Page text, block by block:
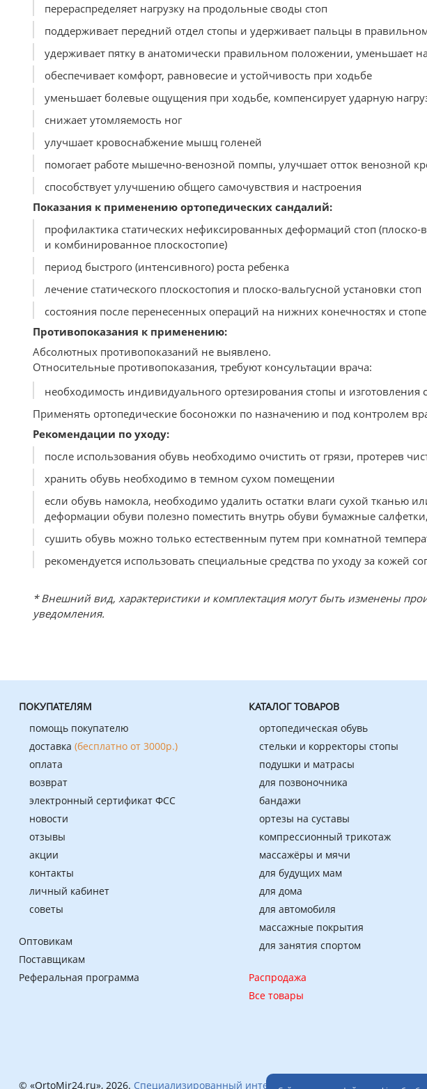
перераспределяет нагрузку на продольные своды стоп
поддерживает передний отдел стопы и удерживает пальцы в
удерживает пятку в анатомически правильном положении, уменьшает
обеспечивает комфорт, равновесие и устойчивость при ходьбе
уменьшает болевые ощущения при ходьбе, компенсирует ударную
снижает утомляемость ног
улучшает кровоснабжение мышц голеней
помогает работе мышечно-венозной помпы, улучшает отток венозной
способствует улучшению общего самочувствия и настроения
Показания к применению ортопедических сандалий:
профилактика статических нефиксированных деформаций стоп
и комбинированное плоскостопие)
период быстрого (интенсивного) роста ребенка
лечение статического плоскостопия и плоско-вальгусной установки стоп
состояния после перенесенных операций на нижних конечностях и стопе
Противопоказания к применению:
Абсолютных противопоказаний не выявлено.
Относительные противопоказания, требуют консультации врача:
необходимость индивидуального ортезирования стопы и изготовления
Применять ортопедические босоножки по назначению и под контролем
Рекомендации по уходу:
после использования обувь необходимо очистить от грязи, протерев
хранить обувь необходимо в темном сухом помещении
если обувь намокла, необходимо удалить остатки влаги сухой тканью
деформации обуви полезно поместить внутрь обуви бумажные
сушить обувь можно только естественным путем при комнатной
рекомендуется использовать специальные средства по уходу за кожей
* Внешний вид, характеристики и комплектация могут быть изменены
уведомления.
ПОКУПАТЕЛЯМ
помощь покупателю
доставка (бесплатно от 3000р.)
оплата
возврат
электронный сертификат ФСС
новости
отзывы
акции
контакты
личный кабинет
советы
Оптовикам
Поставщикам
Реферальная программа
КАТАЛОГ ТОВАРОВ
ортопедическая обувь
стельки и корректоры стопы
подушки и матрасы
для позвоночника
бандажи
ортезы на суставы
компрессионный трикотаж
массажёры и мячи
для будущих мам
для дома
для автомобиля
массажные покрытия
для занятия спортом
Распродажа
Все товары
© «OrtoMir24.ru», 2026. Специализированный интернет-магазин ортопедических